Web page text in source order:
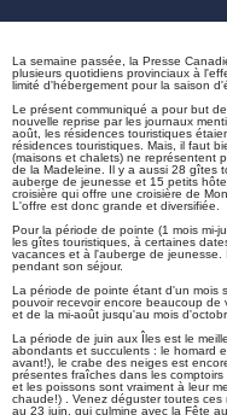
La semaine passée, la Presse
plusieurs quotidiens provinciaux à
limité d'hébergement pour la saison
Le présent communiqué a pour but
nouvelle reprise par les journaux
août, les résidences touristiques
résidences touristiques. Mais, il faut
(maisons et chalets) ne représentent
de la Madeleine. Il y a aussi 28 gîtes
auberge de jeunesse et 15 petits
croisière qui offre une croisière de
L'offre est donc grande et diversifiée.
Pour la période de pointe (1 mois mi-
les gîtes touristiques, à certaines
vacances et à l'auberge de
pendant son séjour.
La période de pointe étant d'un mois
pouvoir recevoir encore beaucoup de
et de la mi-août jusqu'au mois
La période de juin aux Îles est le
abondants et succulents : le homard
avant!), le crabe des neiges est
présentes fraîches dans les
et les poissons sont vraiment à leur
chaude!) . Venez déguster toutes
au 23 juin, qui culmine avec la Fête